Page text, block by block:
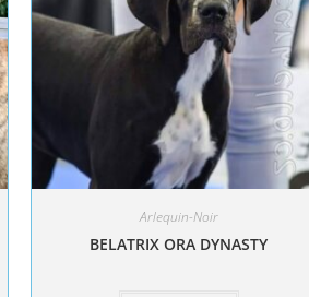
Arlequin-Noir
BELATRIX ORA DYNASTY